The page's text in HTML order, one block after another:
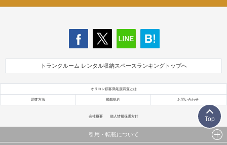
トランクルーム レンタル収納スペースランキングトップへ
オリコン顧客満足度調査とは
調査方法 掲載規約 お問い合わせ
会社概要 個人情報保護方針
引用・転載について
Top